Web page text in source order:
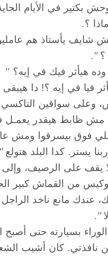
بكتير في الأيام
؟.
شايف يأستاذ هم
“.
هيأثر فيك في إيه؟ “
فيا في إيه ؟! دا
وعلى سواقين
ظابط هيقدر يعمـل
فوق بيسرقوا ومش
يستر. كدا البلد هتولع
يقف على الرصيف، وإلى
من القماش كبير
عندك مانع ناخد
“.
بسيارته حتى
نافذتي. كان أشيب